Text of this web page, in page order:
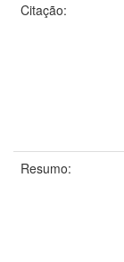
Citação:
Resumo: